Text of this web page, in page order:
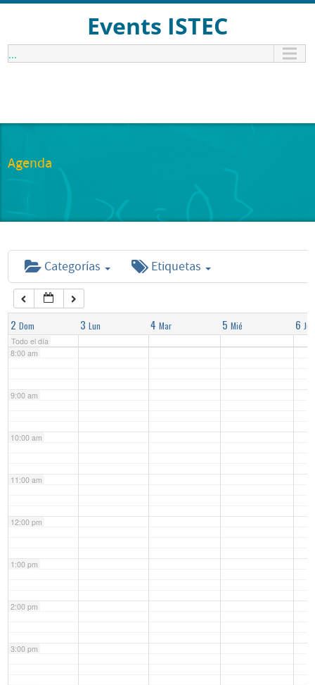
Events ISTEC
...
Agenda
Categorías Etiquetas
2 Dom 3 Lun 4 Mar 5 Mié 6 Jue
Todo el día
1:00 am
6:00 am
7:00 am
8:00 am
9:00 am
10:00 am
11:00 am
12:00 pm
1:00 pm
2:00 pm
3:00 pm